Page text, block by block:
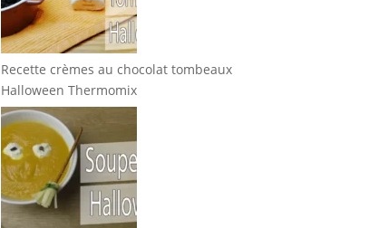
Recette crèmes au chocolat tombeaux
Halloween Thermomix